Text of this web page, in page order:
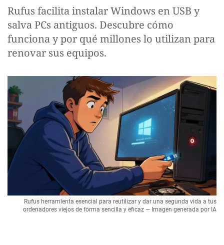
Rufus facilita instalar Windows en USB y
salva PCs antiguos. Descubre cómo
funciona y por qué millones lo utilizan para
renovar sus equipos.
Rufus herramienta esencial para reutilizar y dar una segunda vida a tus
ordenadores viejos de forma sencilla y eficaz — Imagen generada por IA